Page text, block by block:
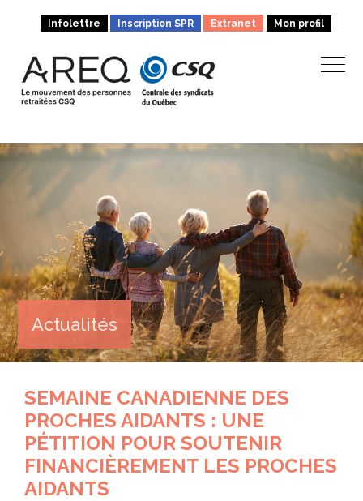
Infolettre Inscription SPR Extranet Mon profil
Actualités
SEMAINE CANADIENNE DES
PROCHES AIDANTS : UNE
PÉTITION POUR SOUTENIR
FINANCIÈREMENT LES PROCHES
AIDANTS